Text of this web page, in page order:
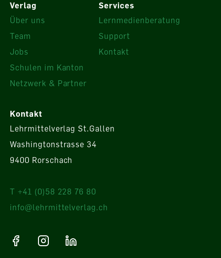
Verlag
Über uns
Team
Jobs
Schulen im Kanton
Netzwerk & Partner
Services
Lernmedienberatung
Support
Kontakt
Kontakt
Lehrmittelverlag St.Gallen
Washingtonstrasse 34
9400 Rorschach
T +41 (0)58 228 76 80
info@lehrmittelverlag.ch